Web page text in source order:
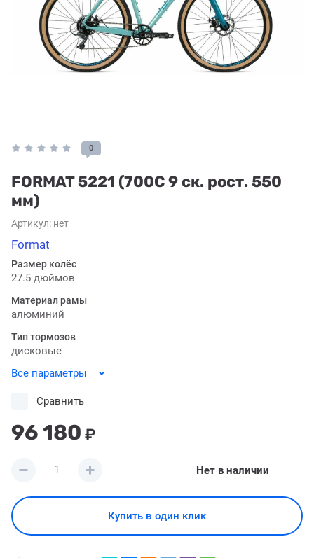
0
FORMAT 5221 (700C 9 ск. рост. 550
мм)
Артикул: нет
Format
Размер колёс
27.5 дюймов
Материал рамы
алюминий
Тип тормозов
дисковые
Все параметры
96 180 ₽
Сравнить
Нет в наличии
Купить в один клик